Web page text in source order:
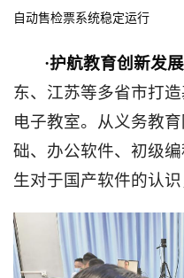
自动售检票系统稳定运行
·护航教育创新发展
东、江苏等多省市打
电子教室。从义务教
础、办公软件、初级
生对于国产软件的认